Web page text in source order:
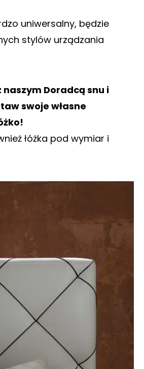
uniwersalny, będzie
stylów urządzania
naszym Doradcą snu i
swoje własne
łóżka pod wymiar i